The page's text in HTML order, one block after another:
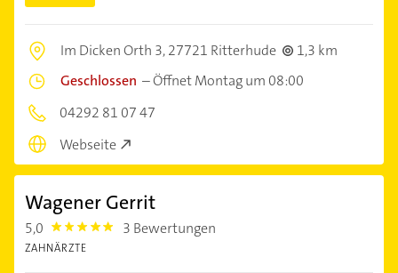
Im Dicken Orth 3,27721 Ritterhude
1,3 km
Geschlossen –Öffnet Montag um 08:00
04292 81 07 47
Webseite
Wagener Gerrit
5,0 5.0 3 Bewertungen
ZAHNÄRZTE